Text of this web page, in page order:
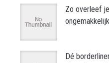
Zo overleef
Dé